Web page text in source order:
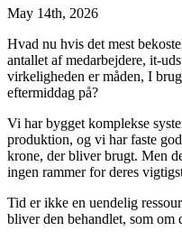
May 14th, 2026
Hvad nu hvis det mest
antallet af medarbejdere, it-
virkeligheden er måden, I
eftermiddag på?
Vi har bygget komplekse
produktion, og vi har faste
krone, der bliver brugt. Men
ingen rammer for deres
Tid er ikke en uendelig
bliver den behandlet, som om